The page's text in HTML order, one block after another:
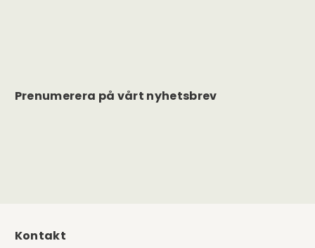
Prenumerera på vårt nyhetsbrev
Kontakt